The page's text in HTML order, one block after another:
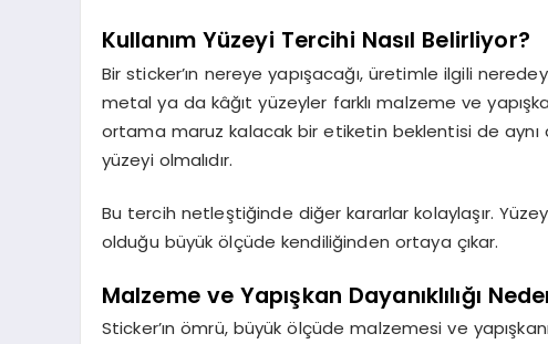
Kullanım Yüzeyi Tercihi Nasıl Belirliyor?
Bir sticker’ın nereye yapışacağı, üretimle ilgili
metal ya da kâğıt yüzeyler farklı malzeme ve
ortama maruz kalacak bir etiketin beklentisi de aynı
yüzeyi olmalıdır.
Bu tercih netleştiğinde diğer kararlar kolaylaşır.
olduğu büyük ölçüde kendiliğinden ortaya çıkar.
Malzeme ve Yapışkan Dayanıklılığı
Sticker’ın ömrü, büyük ölçüde malzemesi ve